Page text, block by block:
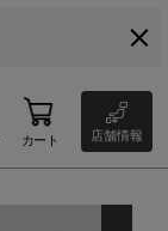
カート 店舗情報